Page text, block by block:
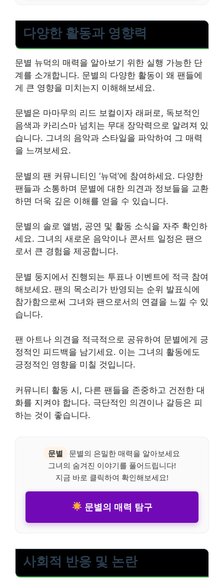
다양한 활동과 영향력
문별 뉴덕의 매력을 알아보기 위한 실행 가능한 단
계를 소개합니다. 문별의 다양한 활동이 왜 팬들에
게 큰 영향을 미치는지 이해해보세요.
문별은 마마무의 리드 보컬이자 래퍼로, 독보적인
음색과 카리스마 넘치는 무대 장악력으로 알려져 있
습니다. 그녀의 음악과 스타일을 파악하여 그 매력
을 느껴보세요.
문별의 팬 커뮤니티인 ‘뉴덕’에 참여하세요. 다양한
팬들과 소통하며 문별에 대한 의견과 정보들을 교환
하면 더욱 깊은 이해를 얻을 수 있습니다.
문별의 솔로 앨범, 공연 및 활동 소식을 자주 확인하
세요. 그녀의 새로운 음악이나 콘서트 일정은 팬으
로서 큰 경험을 제공합니다.
문별 둥지에서 진행되는 투표나 이벤트에 적극 참여
해보세요. 팬의 목소리가 반영되는 순위 발표식에
참가함으로써 그녀와 팬으로서의 연결을 느낄 수 있
습니다.
팬 아트나 의견을 적극적으로 공유하여 문별에게 긍
정적인 피드백을 남기세요. 이는 그녀의 활동에도
긍정적인 영향을 미칠 것입니다.
커뮤니티 활동 시, 다른 팬들을 존중하고 건전한 대
화를 지켜야 합니다. 극단적인 의견이나 갈등은 피
하는 것이 좋습니다.
문별
문별의 은밀한 매력을 알아보세요
그녀의 숨겨진 이야기를 풀어드립니다!
지금 바로 클릭하여 확인해보세요!
문별의 매력 탐구
사회적 반응 및 논란